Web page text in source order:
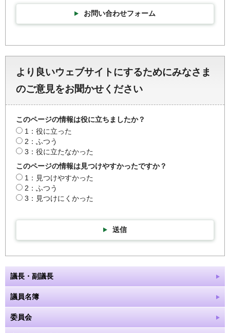
お問い合わせフォーム
より良いウェブサイトにするためにみなさま
のご意見をお聞かせください
このページの情報は役に立ちましたか？
1：役に立った
2：ふつう
3：役に立たなかった
このページの情報は見つけやすかったですか？
1：見つけやすかった
2：ふつう
3：見つけにくかった
送信
議長・副議長
議員名簿
委員会